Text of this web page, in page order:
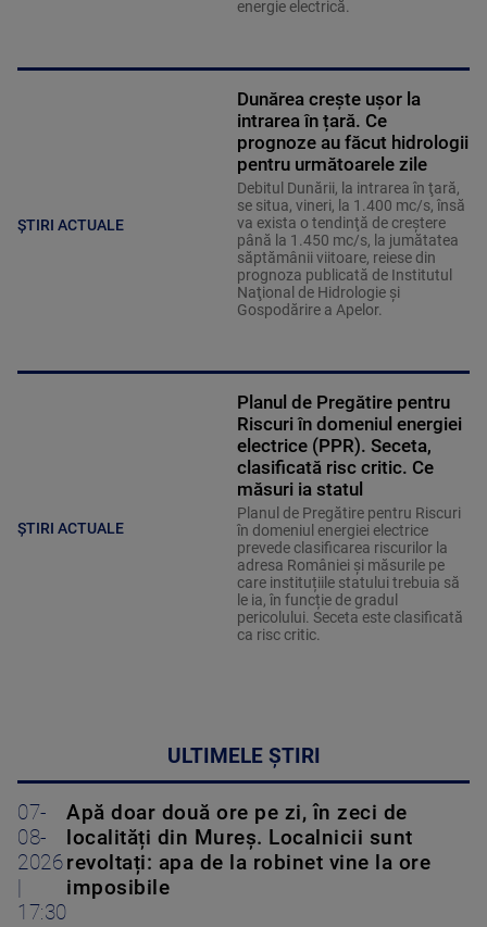
energie electrică.
ȘTIRI ACTUALE
Dunărea crește ușor la
intrarea în țară. Ce
prognoze au făcut hidrologii
pentru următoarele zile
Debitul Dunării, la intrarea în ţară,
se situa, vineri, la 1.400 mc/s, însă
va exista o tendinţă de creştere
până la 1.450 mc/s, la jumătatea
săptămânii viitoare, reiese din
prognoza publicată de Institutul
Naţional de Hidrologie şi
Gospodărire a Apelor.
ȘTIRI ACTUALE
Planul de Pregătire pentru
Riscuri în domeniul energiei
electrice (PPR). Seceta,
clasificată risc critic. Ce
măsuri ia statul
Planul de Pregătire pentru Riscuri
în domeniul energiei electrice
prevede clasificarea riscurilor la
adresa României și măsurile pe
care instituțiile statului trebuia să
le ia, în funcție de gradul
pericolului. Seceta este clasificată
ca risc critic.
ULTIMELE ȘTIRI
07-
08-
2026
17:30
Apă doar două ore pe zi, în zeci de
localități din Mureș. Localnicii sunt
revoltați: apa de la robinet vine la ore
imposibile